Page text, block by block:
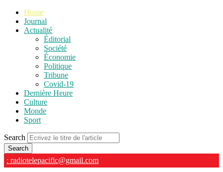
Home
Journal
Actualité
Éditorial
Société
Économie
Politique
Tribune
Covid-19
Dernière Heure
Culture
Monde
Sport
Search
: radiotelepacific@gmail.com